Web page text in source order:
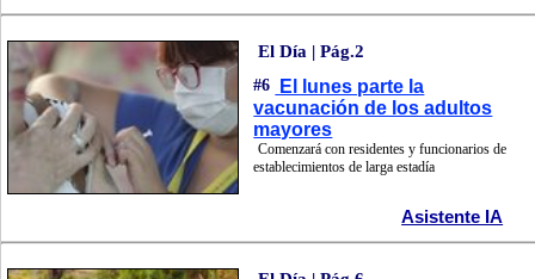
El Día | Pág.2
#6
El lunes parte la
vacunación de los adultos
mayores
Comenzará con residentes y funcionarios de
establecimientos de larga estadía
Asistente IA